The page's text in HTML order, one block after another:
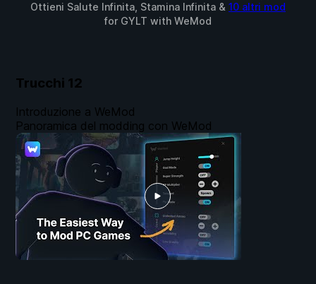
Ottieni Salute Infinita, Stamina Infinita & 10 altri mod
for GYLT with WeMod
Trucchi 12
Introduzione a WeMod
Panoramica del modding con WeMod